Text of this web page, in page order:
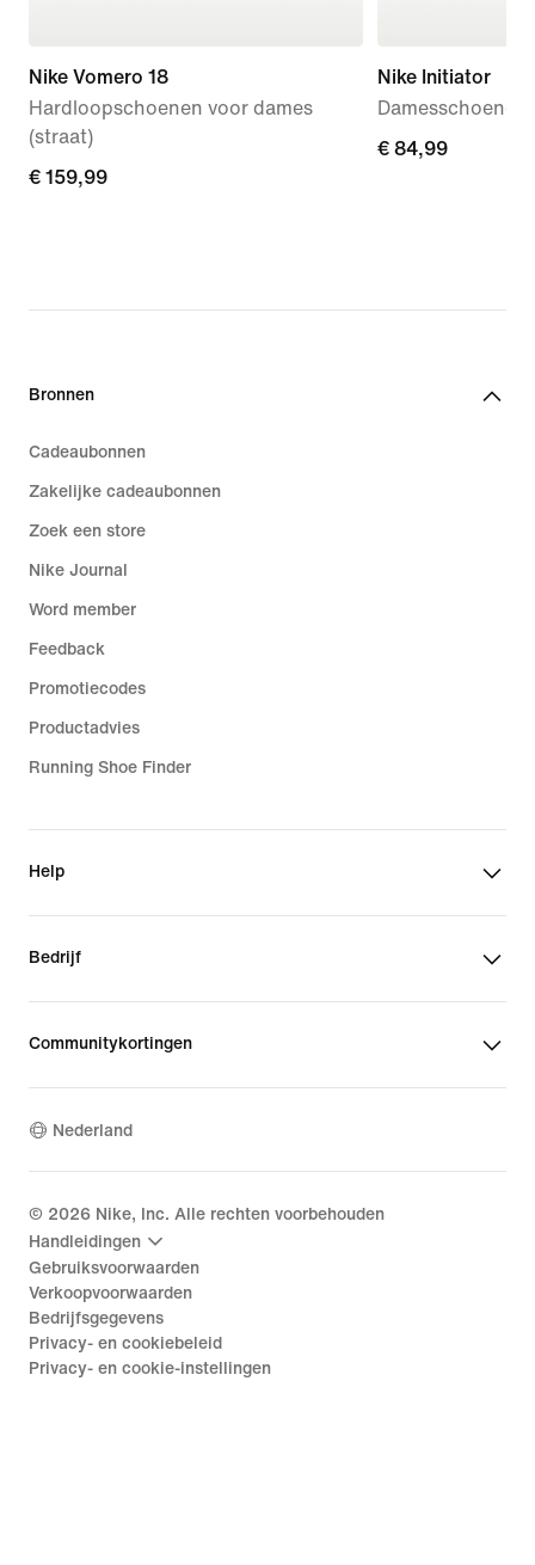
Nike Vomero 18
Hardloopschoenen voor dames
(straat)
€ 159,99
€ 159,99
Nike Initiator
Damesschoenen
€ 84,99
€ 84,99
Bronnen
Cadeaubonnen
Zakelijke cadeaubonnen
Zoek een store
Nike Journal
Word member
Feedback
Promotiecodes
Productadvies
Running Shoe Finder
Help
Bedrijf
Communitykortingen
Nederland
© 2026 Nike, Inc. Alle rechten voorbehouden
Handleidingen
Gebruiksvoorwaarden
Verkoopvoorwaarden
Bedrijfsgegevens
Privacy- en cookiebeleid
Privacy- en cookie-instellingen